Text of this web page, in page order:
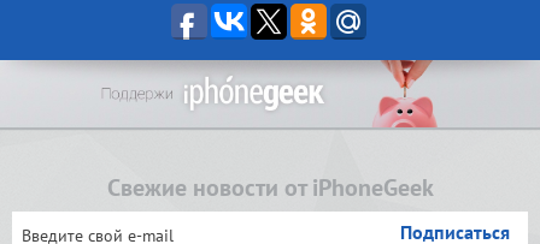
Свежие новости от iPhoneGeek